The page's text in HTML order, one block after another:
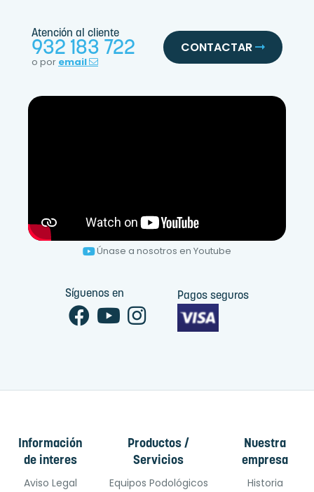
Atención al cliente
932 183 722
o por email
CONTACTAR
Únase a nosotros en Youtube
Síguenos en Pagos seguros
Información
de interes
Aviso Legal
Productos /
Servicios
Equipos Podológicos
Nuestra
empresa
Historia